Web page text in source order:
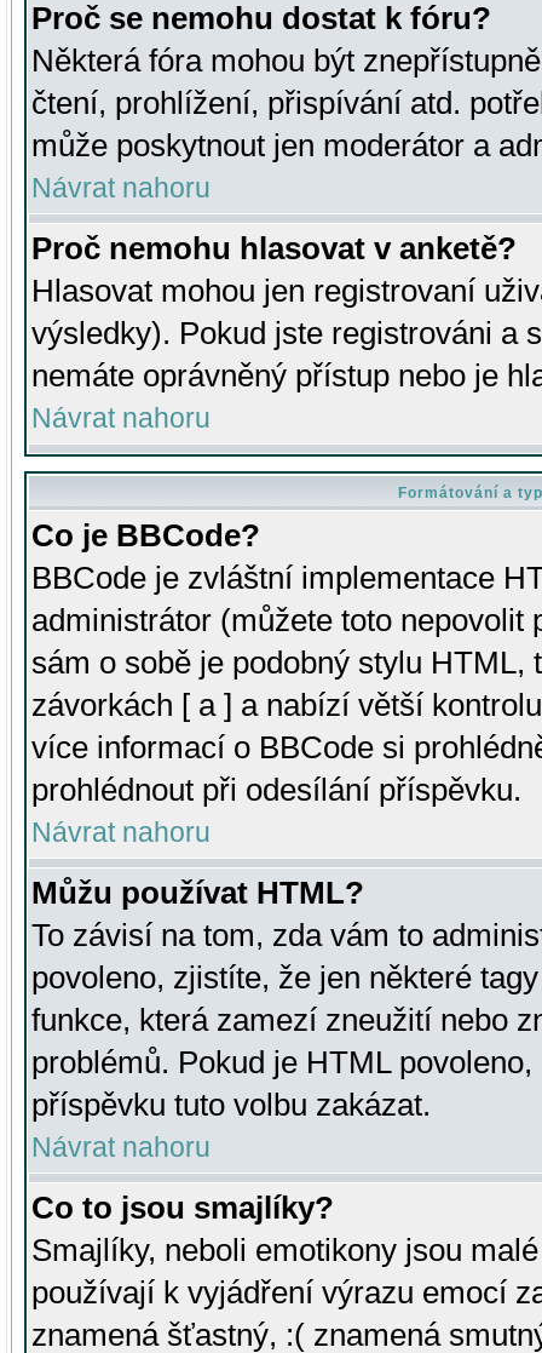
Proč se nemohu dostat k fóru?
Některá fóra mohou být
čtení, prohlížení, přispívání atd.
může poskytnout jen moderátor a
Návrat nahoru
Proč nemohu hlasovat v anketě?
Hlasovat mohou jen registrovaní
výsledky). Pokud jste registrováni a
nemáte oprávněný přístup nebo je
Návrat nahoru
Formátování a
Co je BBCode?
BBCode je zvláštní implementace
administrátor (můžete toto
sám o sobě je podobný stylu HTML,
závorkách [ a ] a nabízí větší
více informací o BBCode si
prohlédnout při odesílání příspěvku.
Návrat nahoru
Můžu používat HTML?
To závisí na tom, zda vám to
povoleno, zjistíte, že jen některé
funkce, která zamezí zneužití nebo
problémů. Pokud je HTML
příspěvku tuto volbu zakázat.
Návrat nahoru
Co to jsou smajlíky?
Smajlíky, neboli emotikony jsou
používají k vyjádření výrazu emocí
znamená šťastný, :( znamená